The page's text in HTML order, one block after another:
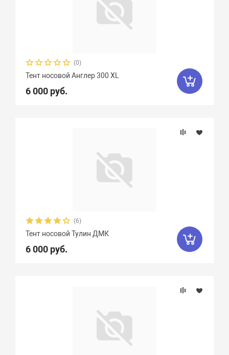
(0)
Тент носовой Англер 300 XL
6 000 руб.
(6)
Тент носовой Тулин ДМК
6 000 руб.